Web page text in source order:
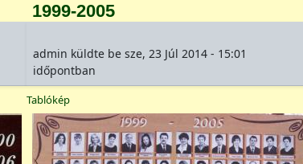
1999-2005
admin küldte be sze, 23 Júl 2014 - 15:01
időpontban
Tablókép